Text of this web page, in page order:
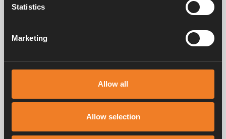
Statistics
Marketing
Allow all
Allow selection
Service und support